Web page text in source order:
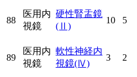
88
医用内
視鏡
硬性腎盂鏡
(Ⅱ)
10 5
89
医用内
視鏡
軟性神経内
視鏡(Ⅳ)
3 2